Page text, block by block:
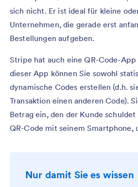
sich nicht. Er ist ideal für kleine
Unternehmen, die gerade erst
Bestellungen aufgeben.
Stripe hat auch eine QR-Code-App
dieser App können Sie sowohl
dynamische Codes erstellen (d.h.
Transaktion einen anderen Code).
Betrag ein, den der Kunde
QR-Code mit seinem Smartphone,
Nur damit Sie es wissen